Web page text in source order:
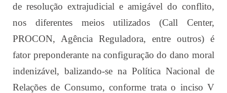
de resolução extrajudicial e amigável do conflito,
nos diferentes meios utilizados (Call Center,
PROCON, Agência Reguladora, entre outros) é
fator preponderante na configuração do dano moral
indenizável, balizando-se na Política Nacional de
Relações de Consumo, conforme trata o inciso V